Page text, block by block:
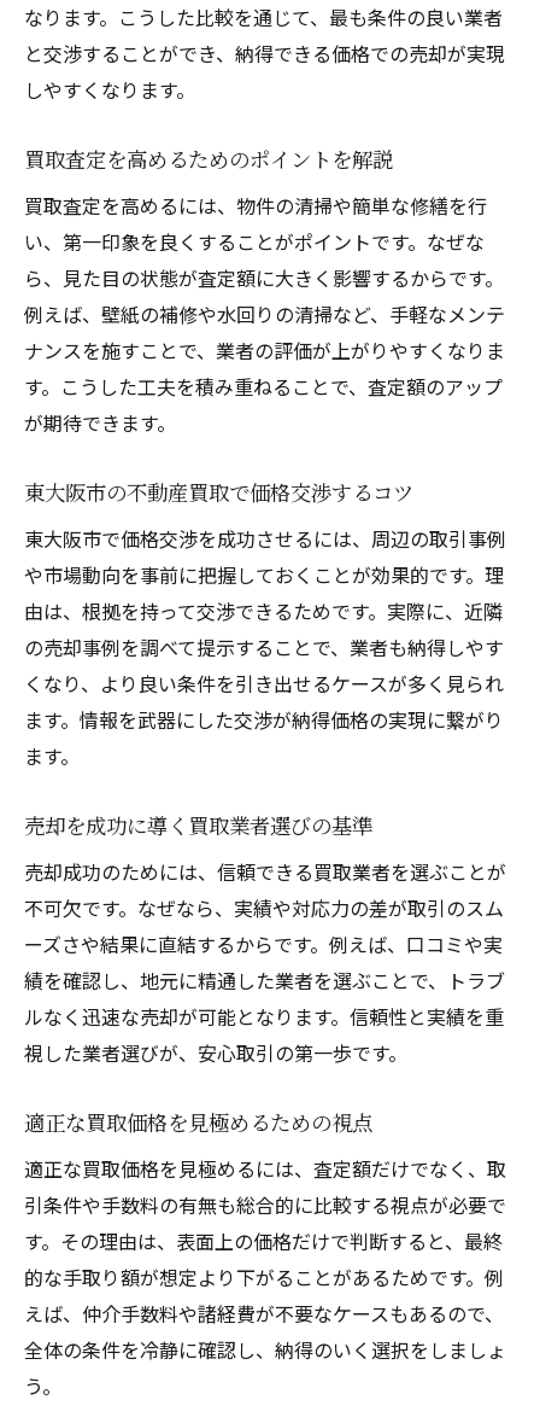
なります。こうした比較を通じて、最も条件の良い業者
と交渉することができ、納得できる価格での売却が実現
しやすくなります。
買取査定を高めるためのポイントを解説
買取査定を高めるには、物件の清掃や簡単な修繕を行
い、第一印象を良くすることがポイントです。なぜな
ら、見た目の状態が査定額に大きく影響するからです。
例えば、壁紙の補修や水回りの清掃など、手軽なメンテ
ナンスを施すことで、業者の評価が上がりやすくなりま
す。こうした工夫を積み重ねることで、査定額のアップ
が期待できます。
東大阪市の不動産買取で価格交渉するコツ
東大阪市で価格交渉を成功させるには、周辺の取引事例
や市場動向を事前に把握しておくことが効果的です。理
由は、根拠を持って交渉できるためです。実際に、近隣
の売却事例を調べて提示することで、業者も納得しやす
くなり、より良い条件を引き出せるケースが多く見られ
ます。情報を武器にした交渉が納得価格の実現に繋がり
ます。
売却を成功に導く買取業者選びの基準
売却成功のためには、信頼できる買取業者を選ぶことが
不可欠です。なぜなら、実績や対応力の差が取引のスム
ーズさや結果に直結するからです。例えば、口コミや実
績を確認し、地元に精通した業者を選ぶことで、トラブ
ルなく迅速な売却が可能となります。信頼性と実績を重
視した業者選びが、安心取引の第一歩です。
適正な買取価格を見極めるための視点
適正な買取価格を見極めるには、査定額だけでなく、取
引条件や手数料の有無も総合的に比較する視点が必要で
す。その理由は、表面上の価格だけで判断すると、最終
的な手取り額が想定より下がることがあるためです。例
えば、仲介手数料や諸経費が不要なケースもあるので、
全体の条件を冷静に確認し、納得のいく選択をしましょ
う。